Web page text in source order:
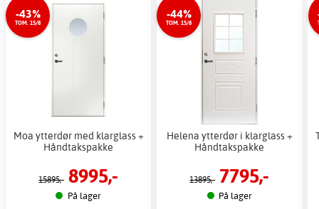
-43%
TOM. 15/8
Moa ytterdør med klarglass +
Håndtakspakke
15895,- 8995,-
På lager
-44%
TOM. 15/8
Helena ytterdør i klarglass +
Håndtakspakke
13895,- 7795,-
På lager